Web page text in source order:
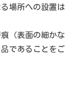
場所への設置は
（表面の細かな
であることをご